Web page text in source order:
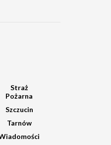
Straż
Pożarna
Szczucin
Tarnów